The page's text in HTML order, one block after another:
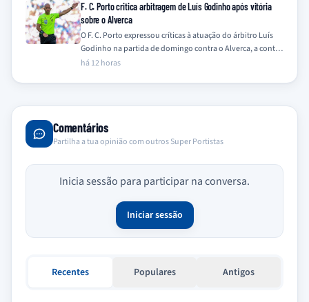
F. C. Porto critica arbitragem de Luís Godinho após vitória
sobre o Alverca
O F. C. Porto expressou críticas à atuação do árbitro Luís
Godinho na partida de domingo contra o Alverca, a contar
para…
há 12 horas
Comentários
Partilha a tua opinião com outros Super Portistas
Inicia sessão para participar na conversa.
Iniciar sessão
Recentes Populares Antigos